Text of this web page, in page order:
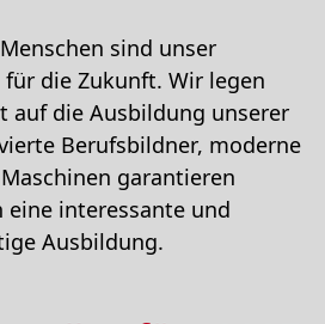
sind unser
die Zukunft. Wir legen
auf die Ausbildung unserer
Berufsbildner, moderne
garantieren
eine interessante und
Ausbildung.